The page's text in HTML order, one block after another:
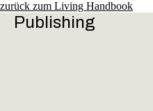
zurück zum Living Handbook
Publishing